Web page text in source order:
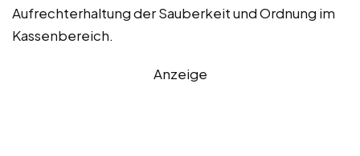
Aufrechterhaltung der Sauberkeit und Ordnung im
Kassenbereich.
Anzeige